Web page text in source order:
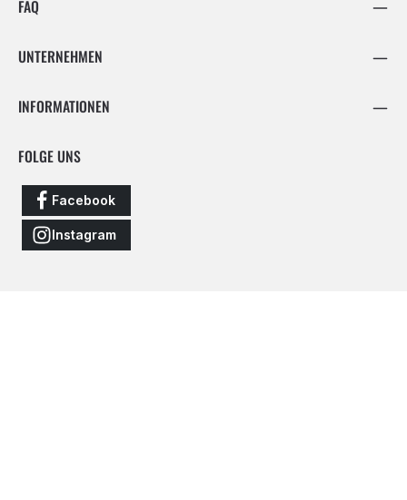
FAQ
UNTERNEHMEN
INFORMATIONEN
FOLGE UNS
Facebook
Instagram